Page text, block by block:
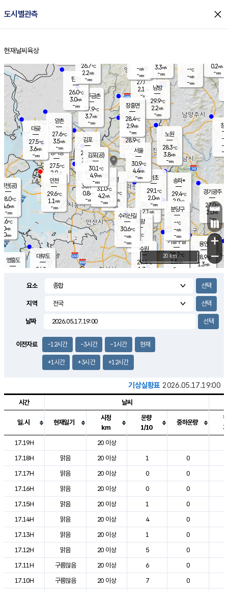
도시별관측 close
홈
현재날씨 육상
의도
℃
m/s
mm
영흥도
양주
27.0℃
2.1
-mm
과천
28.7℃
2.1m/s
- mm
용인
28.9℃
1.3m/s
경기광주
27.0℃
2.0m/s
-mm
2.1m/s
대부도
24.2
14.5
경서동
27.5℃
2.0m/s
-mm
파주금촌
27.9℃
3.7m/s
-mm
-℃
-m/s
-mm
대곶
27.5℃
3.6m/s
-mm
창
-
-m/
-
탄현
26.0℃
3.0m/s
-mm
0.2m/s
-mm
의왕
- ℃
m/s
mm
김포
29.9℃
1.2 m/s
mm
광명
30.8 ℃
3.1 m/s
-mm
부천
30.9℃
0.8m/s
-mm
양촌
27.6℃
3.5m/s
-mm
구로
31.0℃
4.2m/s
-mm
은평
28.9℃
2.2 m/s
- mm
노원
28.3℃
3.8m/s
-mm
송파*
29.4℃
2.9m/s
-mm
서초
29.1℃
2.0m/s
-mm
남방
29.9℃
2.2m/s
-mm
기흥구갈
28.7℃
1.5m/s
-
수리산길
30.6℃
-m/s
-mm
분당구
-℃
-m/s
-mm
장흥면
28.4℃
2.9m/s
-mm
-m/s
-mm
인천(공)
28.0℃
4.6m/s
-mm
김포(공)
30.1℃
4.9m/s
-mm
수원
29.4℃
1.7 m/s
인천
29.6℃
1.1 m/s
-mm
서울
30.9℃
4.4m/s
-mm
26.7℃
2.2m/s
-mm
3.3m/s
-mm
+
−
20 km
요소
지역
날짜
이전자료 -12시간 -3시간 -1시간 현재
+1시간 +3시간 +12시간
기상실황표 2026.05.17.19:00
도시별 기상실황표로 지점, 날씨, 기온, 강수, 바람, 기압등을 안내한 표입
시간 날씨
일.시 현재일기
시정
km
운량
1/10
중하운량
17.19H
20 이상
17.18H
맑음 20 이상 1 0
17.17H
맑음 20 이상 0 0
17.16H
맑음 20 이상 0 0
17.15H
맑음 20 이상 1 0
17.14H
맑음 20 이상 4 0
17.13H
맑음 20 이상 1 0
17.12H
맑음 20 이상 5 0
17.11H
구름많음 20 이상 6 0
17.10H
구름많음 20 이상 7 0